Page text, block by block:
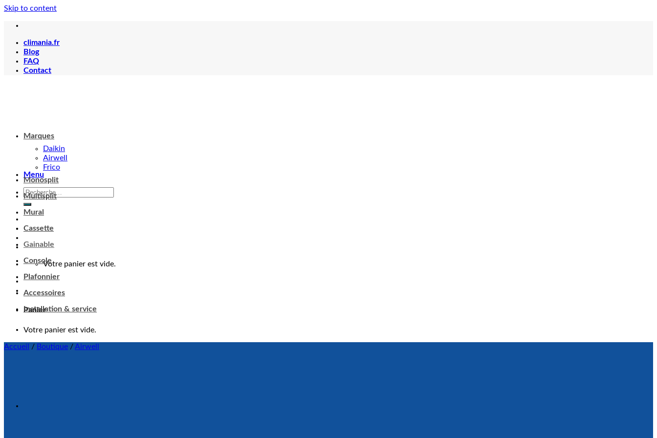
Skip to content
climania.fr
Blog
FAQ
Contact
Menu
Votre panier est vide.
Marques
Daikin
Airwell
Frico
Monosplit
Multisplit
Mural
Cassette
Gainable
Console
Plafonnier
Accessoires
Installation & service
Accueil / Boutique /Airwell